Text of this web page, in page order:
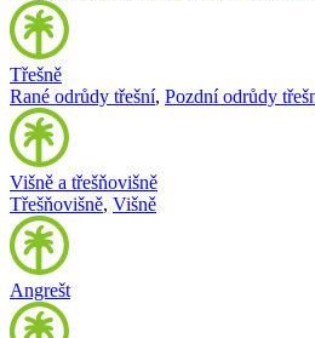
Třešně
Rané odrůdy třešní, Pozdní odrůdy
Višně a třešňovišně
Třešňovišně, Višně
Angrešt